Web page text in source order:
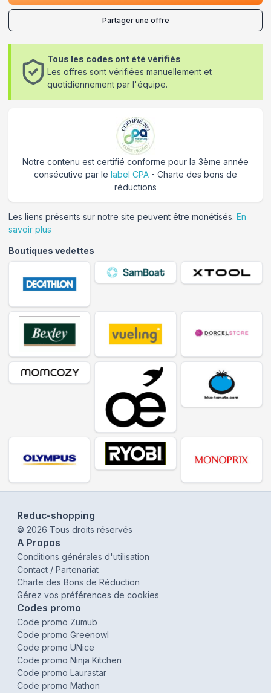
Partager une offre
Tous les codes ont été vérifiés
Les offres sont vérifiées manuellement et
quotidiennement par l'équipe.
Notre contenu est certifié conforme pour la 3ème année
consécutive par le label CPA - Charte des bons de
réductions
Les liens présents sur notre site peuvent être monétisés. En
savoir plus
Boutiques vedettes
Reduc-shopping
© 2026 Tous droits réservés
A Propos
Conditions générales d'utilisation
Contact / Partenariat
Charte des Bons de Réduction
Gérez vos préférences de cookies
Codes promo
Code promo Zumub
Code promo Greenowl
Code promo UNice
Code promo Ninja Kitchen
Code promo Laurastar
Code promo Mathon